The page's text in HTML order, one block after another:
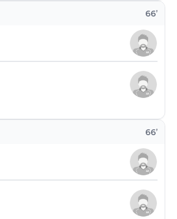
66’
66’